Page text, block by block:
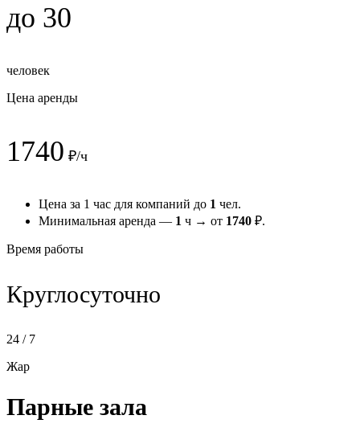
до 30
человек
Цена аренды
1740 ₽/ч
Цена за 1 час для компаний до 1 чел.
Минимальная аренда — 1 ч → от 1740 ₽.
Время работы
Круглосуточно
24 / 7
Жар
Парные зала